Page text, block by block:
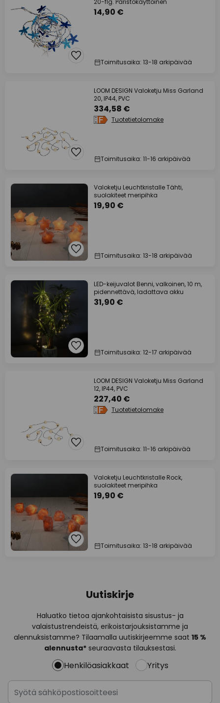
20-flg. Paristokäyttöinen
14,90 €
Toimitusaika: 13-18 arkipäivää
LOOM DESIGN Valoketju Miss Garland
20, IP44, PVC
334,58 €
Tuotetietolomake
Toimitusaika: 11-16 arkipäivää
Valoketju Leuchtkristalle Tähti,
suolakiteet meripihka
19,90 €
Toimitusaika: 13-18 arkipäivää
LED-keijuvalot Benni, valkoinen, 10 m,
pidennettävä, ladattava akku
31,90 €
Toimitusaika: 12-17 arkipäivää
LOOM DESIGN Valoketju Miss Garland
12, IP44, PVC
227,40 €
Tuotetietolomake
Toimitusaika: 11-16 arkipäivää
Valoketju Leuchtkristalle Rock,
suolakiteet meripihka
19,90 €
Toimitusaika: 13-18 arkipäivää
Uutiskirje
Haluatko tietoa ajankohtaisista sisustus- ja
valaistustrendeistä, erikoistarjouksistamme ja
alennuksistamme? Tilaamalla uutiskirjeemme saat 15 %
alennusta*seuraavasta tilauksestasi.
Henkilöasiakkaat Yritys